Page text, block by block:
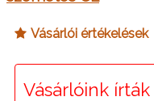
Vásárlói értékelések
Vásárlóink írták